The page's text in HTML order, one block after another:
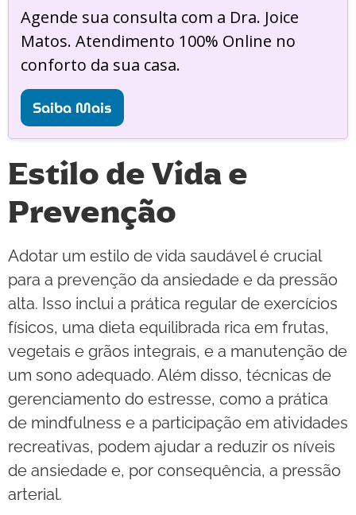
Agende sua consulta com a Dra. Joice
Matos. Atendimento 100% Online no
conforto da sua casa.
Saiba Mais
Estilo de Vida e
Prevenção
Adotar um estilo de vida saudável é crucial
para a prevenção da ansiedade e da pressão
alta. Isso inclui a prática regular de exercícios
físicos, uma dieta equilibrada rica em frutas,
vegetais e grãos integrais, e a manutenção de
um sono adequado. Além disso, técnicas de
gerenciamento do estresse, como a prática
de mindfulness e a participação em atividades
recreativas, podem ajudar a reduzir os níveis
de ansiedade e, por consequência, a pressão
arterial.